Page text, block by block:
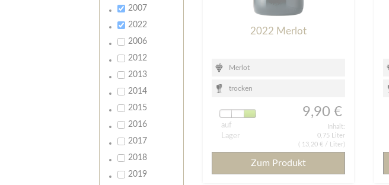
2007
2022
2006
2012
2013
2014
2015
2016
2017
2018
2019
2022 Merlot
Merlot
trocken
auf
Lager
9,90 €
Inhalt:
0,75 Liter
13,20 € / Liter)
Zum Produkt